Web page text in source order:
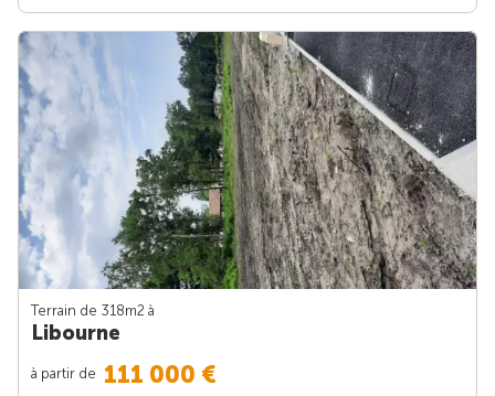
Terrain de 318m2 à
Libourne
à partir de 111 000 €